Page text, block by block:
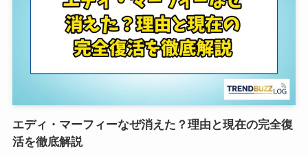
エディ・マーフィーなぜ消えた？理由と現在の完全復
活を徹底解説